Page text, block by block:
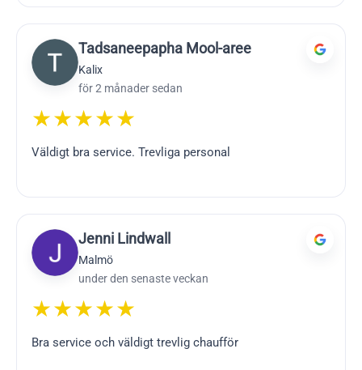
Tadsaneepapha Mool-aree
Kalix
för 2 månader sedan
★★★★★
Väldigt bra service. Trevliga personal
Jenni Lindwall
Malmö
under den senaste veckan
★★★★★
Bra service och väldigt trevlig chaufför